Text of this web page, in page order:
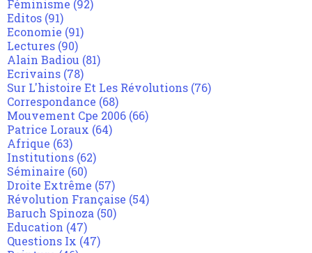
Féminisme (92)
Editos (91)
Economie (91)
Lectures (90)
Alain Badiou (81)
Ecrivains (78)
Sur L'histoire Et Les Révolutions (76)
Correspondance (68)
Mouvement Cpe 2006 (66)
Patrice Loraux (64)
Afrique (63)
Institutions (62)
Séminaire (60)
Droite Extrême (57)
Révolution Française (54)
Baruch Spinoza (50)
Education (47)
Questions Ix (47)